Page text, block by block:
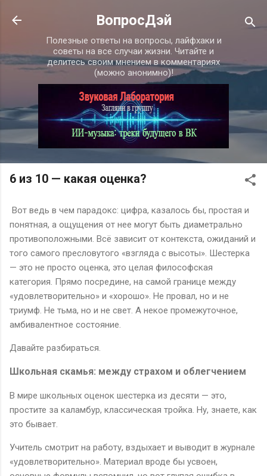
К основному контенту
ВопросДэй
Полезные ответы на вопросы, лайфхаки и
советы на все случаи жизни. Читайте и
делитесь своим мнением в комментариях
(можно анонимно)!
6 из 10 — какая оценка?
Вот ведь в чем парадокс: цифра, казалось бы, простая и
понятная, а ощущения от нее могут быть диаметрально
противоположными. Всё зависит от контекста, ожиданий и
того самого пресловутого «взгляда с высоты». Шестерка
— это не просто оценка, это целая философская
категория. Прямо посредине, на самой границе между
«удовлетворительно» и «хорошо». Не провал, но и не
триумф. Не тьма, но и не свет. А некое промежуточное,
амбивалентное состояние.
Давайте разбираться.
Школьная скамья: между страхом и облегчением
В мире школьных оценок шестерка из десяти — это,
простите за каламбур, классическая тройка. Ну, знаете, как
это бывает.
Учитель смотрит на работу, вздыхает и выводит в журнале
«удовлетворительно». Материал вроде бы усвоен,